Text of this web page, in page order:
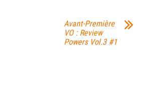
Avant-Première
VO : Review
Powers Vol.3 #1